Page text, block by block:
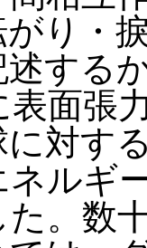
り・
する
面張
対す
ルギ
た。数